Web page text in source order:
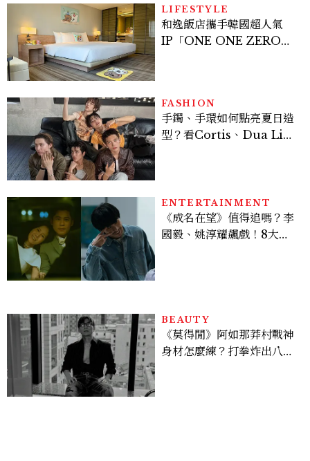
LIFESTYLE
和逸飯店攜手韓國超人氣
IP「ONE ONE ZERO
FASHION
手鐲、手環如何點亮夏日造
型？看Cortis、Dua Lip
ENTERTAINMENT
《成名在望》值得追嗎？李
國毅、姚淳耀飆戲！8大看
BEAUTY
《莫得閒》阿如那莽村戰神
身材怎麼練？打拳炸出八塊